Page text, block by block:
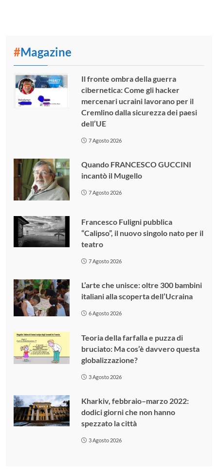
#Magazine
Il fronte ombra della guerra
cibernetica: Come gli hacker
mercenari ucraini lavorano per il
Cremlino dalla sicurezza dei paesi
dell’UE
7 Agosto 2026
Quando FRANCESCO GUCCINI
incantò il Mugello
7 Agosto 2026
Francesco Fuligni pubblica
“Calipso”, il nuovo singolo nato per il
teatro
7 Agosto 2026
L’arte che unisce: oltre 300 bambini
italiani alla scoperta dell’Ucraina
6 Agosto 2026
Teoria della farfalla e puzza di
bruciato: Ma cos’è davvero questa
globalizzazione?
3 Agosto 2026
Kharkiv, febbraio–marzo 2022:
dodici giorni che non hanno
spezzato la città
3 Agosto 2026